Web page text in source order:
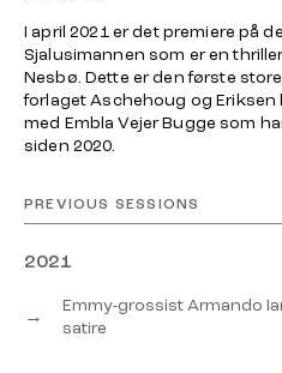
I april 2021 er det premiere på
Sjalusimannen som er en
Nesbø. Dette er den første
forlaget Aschehoug og Eriksen
med Embla Vejer Bugge som
siden 2020.
PREVIOUS SESSIONS
2021
→
Emmy-grossist Armando
satire